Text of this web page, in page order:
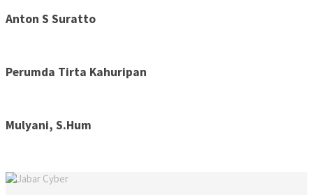
Anton S Suratto
Perumda Tirta Kahuripan
Mulyani, S.Hum